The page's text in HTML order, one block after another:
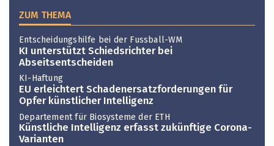
ZUM THEMA
Entscheidungshilfe bei der Fussball-WM
KI unterstützt Schiedsrichter bei
Abseitsentscheiden
KI-Haftung
EU erleichtert Schadenersatzforderungen für
Opfer künstlicher Intelligenz
Departement für Biosysteme der ETH
Künstliche Intelligenz erfasst zukünftige Corona-
Varianten